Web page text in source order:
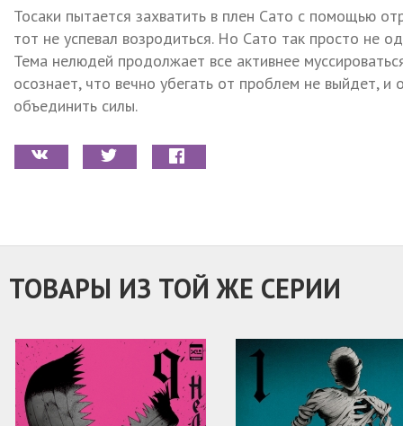
Тосаки пытается захватить в плен Сато с помощью
тот не успевал возродиться. Но Сато так просто не
Тема нелюдей продолжает все активнее
осознает, что вечно убегать от проблем не выйдет,
объединить силы.
ТОВАРЫ ИЗ ТОЙ ЖЕ СЕРИИ